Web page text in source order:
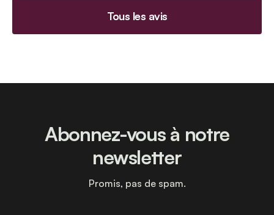
Tous les avis
Abonnez-vous à notre
newsletter
Promis, pas de spam.